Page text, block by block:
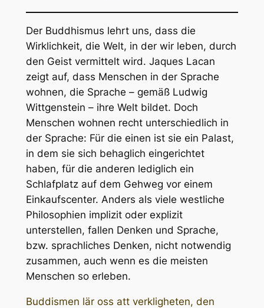
Der Buddhismus lehrt uns, dass die
Wirklichkeit, die Welt, in der wir leben, durch
den Geist vermittelt wird. Jaques Lacan
zeigt auf, dass Menschen in der Sprache
wohnen, die Sprache – gemäß Ludwig
Wittgenstein – ihre Welt bildet. Doch
Menschen wohnen recht unterschiedlich in
der Sprache: Für die einen ist sie ein Palast,
in dem sie sich behaglich eingerichtet
haben, für die anderen lediglich ein
Schlafplatz auf dem Gehweg vor einem
Einkaufscenter. Anders als viele westliche
Philosophien implizit oder explizit
unterstellen, fallen Denken und Sprache,
bzw. sprachliches Denken, nicht notwendig
zusammen, auch wenn es die meisten
Menschen so erleben.
Buddismen lär oss att verkligheten, den